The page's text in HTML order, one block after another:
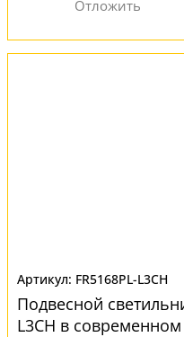
FR5168PL-L3CH
Подвесной
L3CH в современном